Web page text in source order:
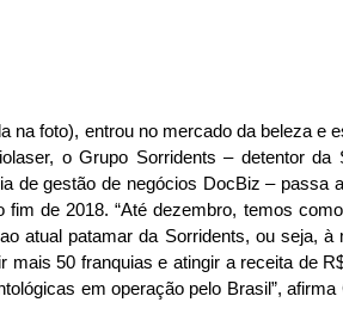
foto), entrou no mercado da beleza e
o Grupo Sorridents – detentor da
de gestão de negócios DocBiz – passa
de 2018. “Até dezembro, temos
atual patamar da Sorridents, ou seja, à
50 franquias e atingir a receita de
em operação pelo Brasil”,